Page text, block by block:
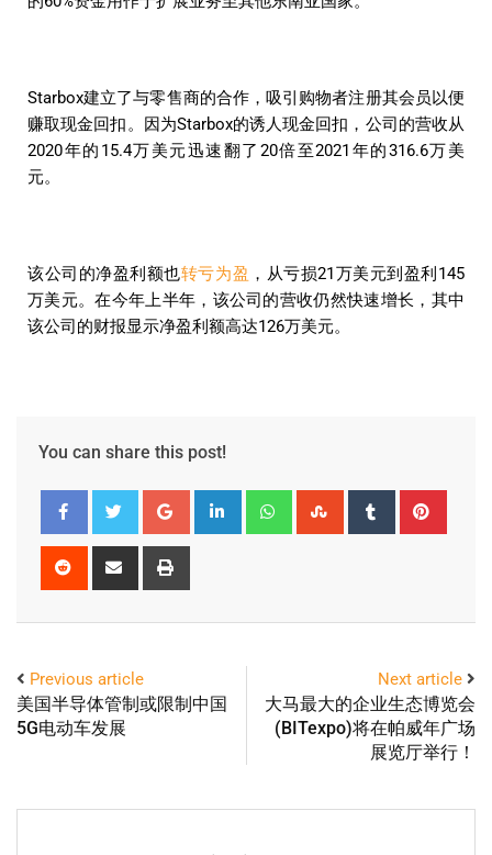
Starbox建立了与零售商的合作，吸引购物者注册其会员以便
赚取现金回扣。因为Starbox的诱人现金回扣，公司的营收从
2020年的15.4万美元迅速翻了20倍至2021年的316.6万美
元。
该公司的净盈利额也转亏为盈 ，从亏损21万美元到盈利145
万美元。在今年上半年，该公司的营收仍然快速增长，其中
该公司的财报显示净盈利额高达126万美元。
You can share this post!
Previous article
美国半导体管制或限制中国
5G电动车发展
Next article
大马最大的企业生态博览会
(BITexpo)将在帕威年广场
展览厅举行！